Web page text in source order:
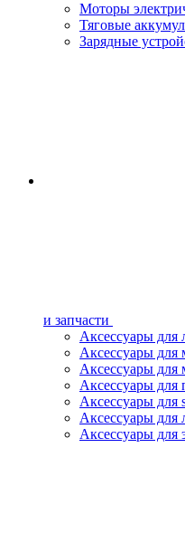
Моторы
Тяговые
Зарядные
и запчасти
Аксессуары для
Аксессуары для
Аксессуары для
Аксессуары для
Аксессуары для
Аксессуары для
Аксессуары для